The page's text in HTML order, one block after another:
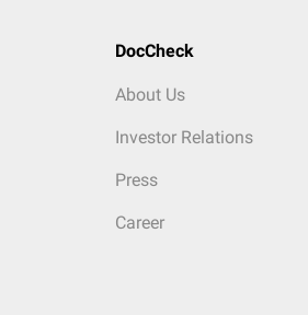
DocCheck
About Us
Investor Relations
Press
Career